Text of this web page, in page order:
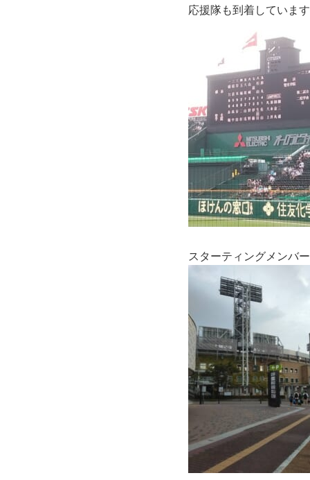
応援隊も到着していま
スターティングメンバ